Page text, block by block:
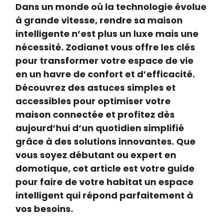
Dans un monde où la technologie évolue
à grande vitesse, rendre sa maison
intelligente n’est plus un luxe mais une
nécessité. Zodianet vous offre les clés
pour transformer votre espace de vie
en un havre de confort et d’efficacité.
Découvrez des astuces simples et
accessibles pour optimiser votre
maison connectée et profitez dès
aujourd’hui d’un quotidien simplifié
grâce à des solutions innovantes. Que
vous soyez débutant ou expert en
domotique, cet article est votre guide
pour faire de votre habitat un espace
intelligent qui répond parfaitement à
vos besoins.